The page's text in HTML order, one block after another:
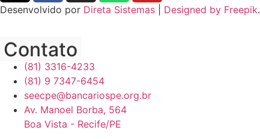
Desenvolvido por Direta Sistemas Designed by Freepik.
Contato
(81) 3316-4233
(81) 9 7347-6454
seecpe@bancariospe.org.br
Av. Manoel Borba, 564
Boa Vista - Recife/PE